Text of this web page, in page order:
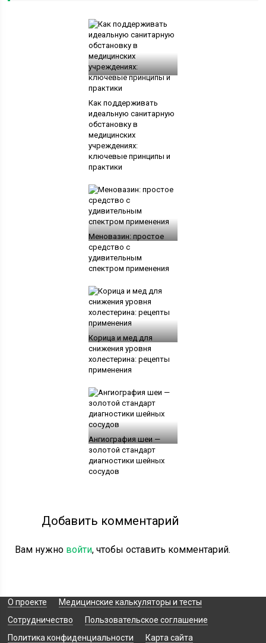
Как поддерживать
идеальную санитарную
обстановку в
медицинских
учреждениях:
ключевые принципы и
практики
Меновазин: простое
средство с
удивительным
спектром применения
Корица и мед для
снижения уровня
холестерина: рецепты
применения
Ангиография шеи —
золотой стандарт
диагностики шейных
сосудов
Добавить комментарий
Вам нужно войти, чтобы оставить комментарий.
О проекте
Медицинские калькуляторы и тесты
Сотрудничество
Пользовательское соглашение
Политика конфиденциальности
Карта сайта